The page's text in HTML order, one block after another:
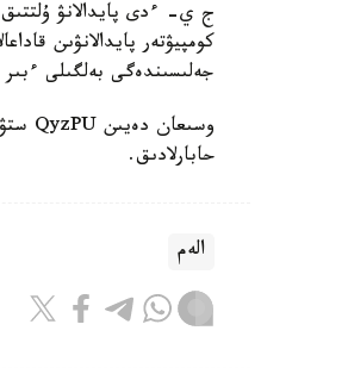
ج ي- ءدى پايدالانۋ ۇلتتىق
كومپيۋتەر پايدالانۋىن
جەلىسىندەگى بەلگىلى
حابارلادىق.
الەم